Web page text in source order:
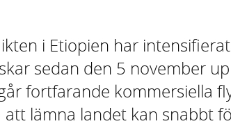
i Etiopien har
sedan den 5 november
fortfarande kommersiella
lämna landet kan snabbt